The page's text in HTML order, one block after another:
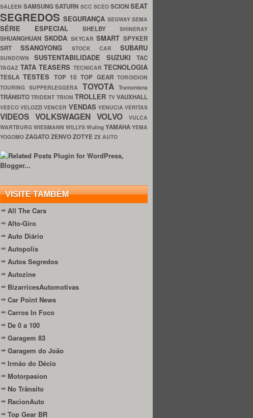
SALEENSAMSUNGSATURN SCC SCEO SCIONSEAT
SEGREDOSSEGURANÇA SEGWAYSEMA
SÉRIE ESPECIAL SHELBY SHINERAY
SHUANGHUAN SKODA SKYCARSMART SPYKER
SRTSSANGYONG STOCK CAR SUBARU
SUNDOWNSUSTENTABILIDADE SUZUKITAC
TAGAZ TATA TEASERS TECNICAR TECNOLOGIA
TESLATESTES TOP 10TOP GEARTOROIDION
TOURING SUPPERLEGGERA TOYOTATramontana
TRÂNSITOTRIDENT TRIONTROLLER TVVAUXHALL
VEECOVELOZZIVENCER VENDAS VENUCIAVERITAS
VIDEOS VOLKSWAGEN VOLVO
VULCA
WARTBURG WIESMANN WILLYS Wuling YAMAHA YEMA
YOGOMO ZAGATOZENVOZOTYE ZX AUTO
VISITE TAMBÉM
All The Cars
Alto-Giro
Auto Diário
Autopolis
Autos Segredos
Autozine
BizarricesAutomotivas
Car Point News
Carros In Foco
De 0 a 100
Garagem 83
Garagem do João
Irmão do Décio
Motorpasion
No Trânsito
RacionAuto
Top Gear BR